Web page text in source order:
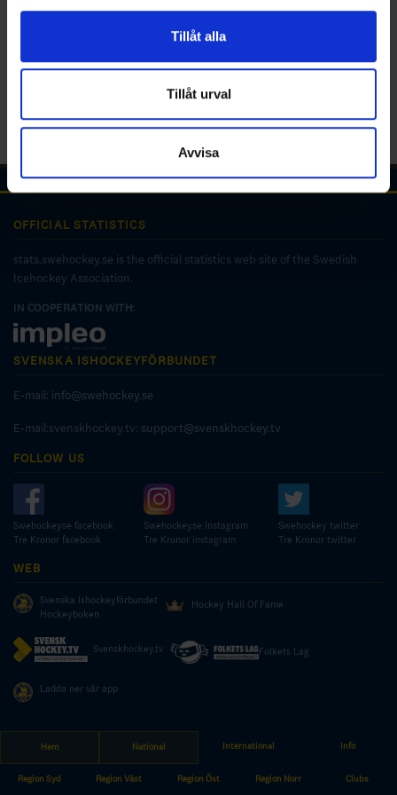
för sociala medier och analysera vår trafik. Vi
vidarebefordrar även sådana identifierare och annan
annons- och analysföretag som vi samarbetar med.
Dessa kan i sin tur kombinera informationen med annan
information som du har tillhandahållit eller som de har
samlat in när du har använt deras tjänster.
Tillåt alla
Tillåt urval
Avvisa
Hem National International Info
Region Syd Region Väst Region Öst Region Norr Clubs
OFFICIAL STATISTICS
stats.swehockey.se is the official statistics web site of the Swedish
Icehockey Association.
IN COOPERATION WITH:
SVENSKA ISHOCKEYFÖRBUNDET
E-mail: info@swehockey.se
E-mail:svenskhockey.tv: support@svenskhockey.tv
FOLLOW US
Swehockeyse facebook
Tre Kronor facebook
Swehockeyse Instagram
Tre Kronor instagram
Swehockey twitter
Tre Kronor twitter
WEB
Svenska Ishockeyförbundet
Hockeyboken
Hockey Hall Of Fame
Svenskhockey.tv Folkets Lag
Ladda ner vår app